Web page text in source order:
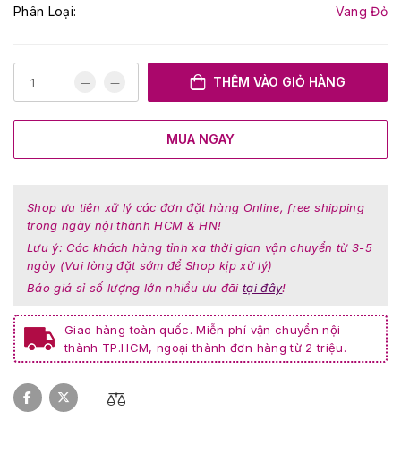
Phân Loại: Vang Đỏ
THÊM VÀO GIỎ HÀNG
MUA NGAY
Shop ưu tiên xữ lý các đơn đặt hàng Online, free shipping
trong ngày nội thành HCM & HN!
Lưu ý: Các khách hàng tỉnh xa thời gian vận chuyển từ 3-5
ngày (Vui lòng đặt sớm để Shop kịp xử lý)
Báo giá sỉ số lượng lớn nhiều ưu đãi tại đây!
Giao hàng toàn quốc. Miễn phí vận chuyển nội
thành TP.HCM, ngoại thành đơn hàng từ 2 triệu.